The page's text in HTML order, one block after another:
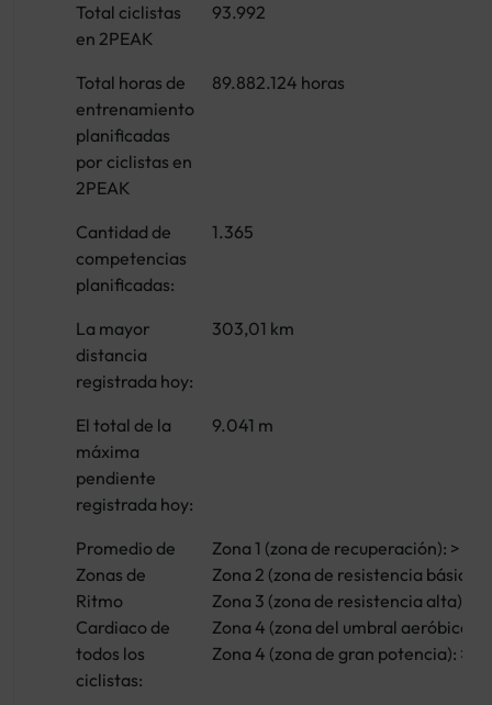
Total ciclistas
en 2PEAK
93.992
Total horas de
entrenamiento
planificadas
por ciclistas en
2PEAK
89.882.124 horas
Cantidad de
competencias
planificadas:
1.365
La mayor
distancia
registrada hoy:
303,01 km
El total de la
máxima
pendiente
registrada hoy:
9.041 m
Promedio de
Zonas de
Ritmo
Cardiaco de
todos los
ciclistas:
Zona 1 (zona de recuperación): >
Zona 2 (zona de resistencia básica):
Zona 3 (zona de resistencia alta): >
Zona 4 (zona del umbral aeróbico):
Zona 4 (zona de gran potencia): >